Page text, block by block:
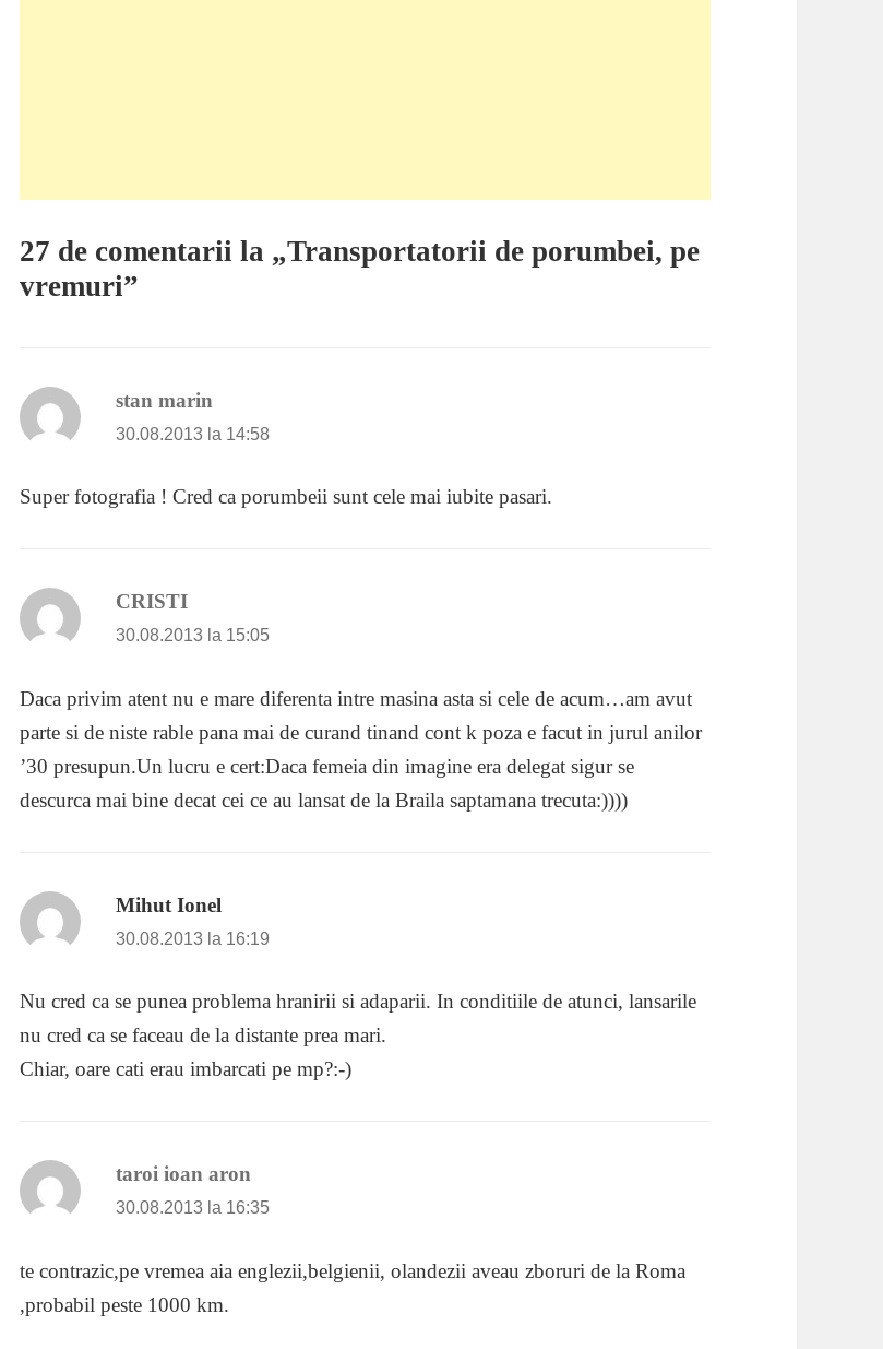
27 de comentarii la „Transportatorii de porumbei, pe
vremuri”
stan marin
30.08.2013 la 14:58
Super fotografia ! Cred ca porumbeii sunt cele mai iubite pasari.
CRISTI
30.08.2013 la 15:05
Daca privim atent nu e mare diferenta intre masina asta si cele de acum…am avut
parte si de niste rable pana mai de curand tinand cont k poza e facut in jurul anilor
’30 presupun.Un lucru e cert:Daca femeia din imagine era delegat sigur se
descurca mai bine decat cei ce au lansat de la Braila saptamana trecuta:))))
Mihut Ionel
30.08.2013 la 16:19
Nu cred ca se punea problema hranirii si adaparii. In conditiile de atunci, lansarile
nu cred ca se faceau de la distante prea mari.
Chiar, oare cati erau imbarcati pe mp?:-)
taroi ioan aron
30.08.2013 la 16:35
te contrazic,pe vremea aia englezii,belgienii, olandezii aveau zboruri de la Roma
,probabil peste 1000 km.